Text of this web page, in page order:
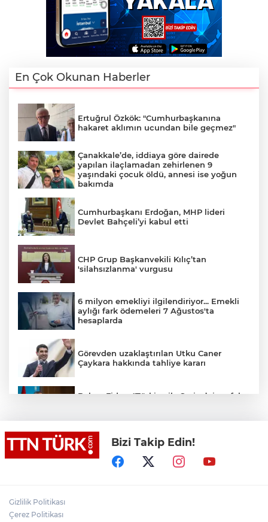
En Çok Okunan Haberler
Ertuğrul Özkök: "Cumhurbaşkanına
hakaret aklımın ucundan bile geçmez"
Çanakkale’de, iddiaya göre dairede
yapılan ilaçlamadan zehirlenen 9
yaşındaki çocuk öldü, annesi ise yoğun
bakımda
Cumhurbaşkanı Erdoğan, MHP lideri
Devlet Bahçeli’yi kabul etti
CHP Grup Başkanvekili Kılıç’tan
'silahsızlanma' vurgusu
6 milyon emekliyi ilgilendiriyor... Emekli
aylığı fark ödemeleri 7 Ağustos'ta
hesaplarda
Görevden uzaklaştırılan Utku Caner
Çaykara hakkında tahliye kararı
Bakan Fidan: "Türkiye ile Suriye’nin refah
Bakan Gürlek: "(Behçet Oktay’ın ölümü)
Karanlık bir nokta kalmayacak, suçlu
varsa da bunu çıkartmak devletin görevi"
Bizi Takip Edin!
Gizlilik Politikası
Çerez Politikası